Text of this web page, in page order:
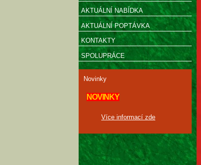
AKTUÁLNÍ NABÍDKA
AKTUÁLNÍ POPTÁVKA
KONTAKTY
SPOLUPRÁCE
Novinky
NOVINKY
Více informací zde